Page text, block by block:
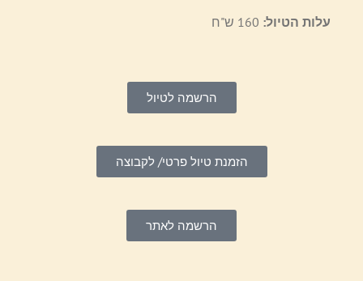
עלות הטיול:
הרשמה לטיול
הזמנת טיול פרטי/ לקבוצה
הרשמה לאתר